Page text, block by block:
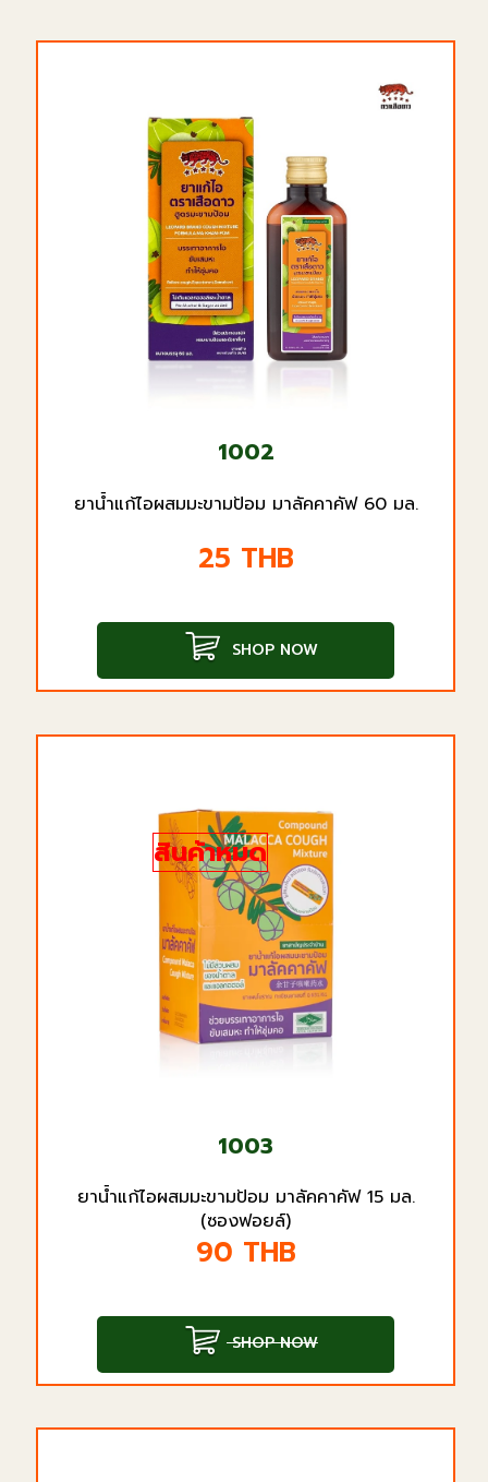
1002
ยาน้ำแก้ไอผสมมะขามป้อม มาลัคคาคัฟ 60 มล.
25 THB
SHOP NOW
สินค้าหมด
1003
ยาน้ำแก้ไอผสมมะขามป้อม มาลัคคาคัฟ 15 มล.
(ซองฟอยล์)
90 THB
SHOP NOW